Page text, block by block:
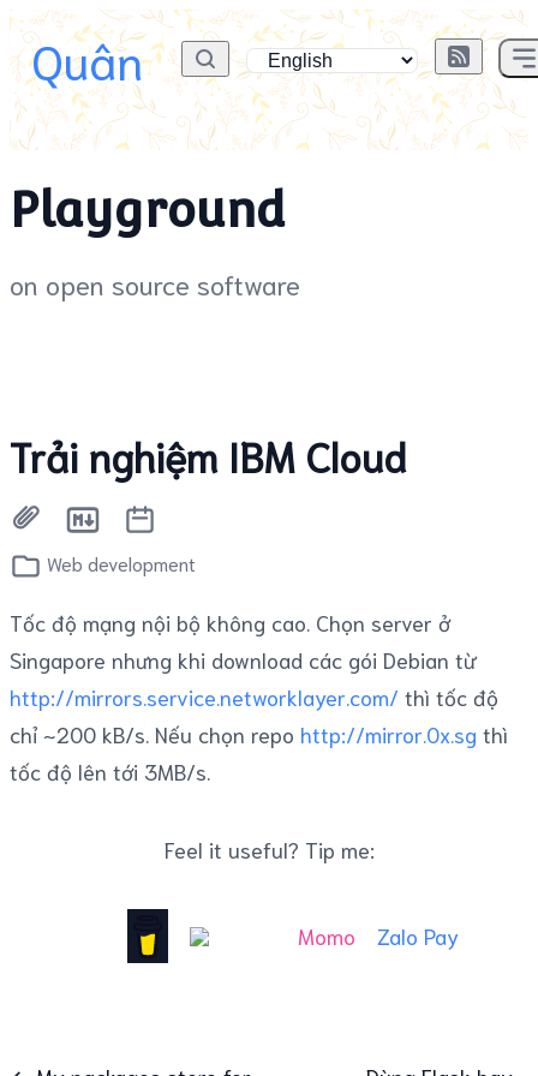
Quân
Playground
on open source software
Trải nghiệm IBM Cloud
Web development
Tốc độ mạng nội bộ không cao. Chọn server ở
Singapore nhưng khi download các gói Debian từ
http://mirrors.service.networklayer.com/ thì tốc độ
chỉ ~200 kB/s. Nếu chọn repo http://mirror.0x.sg thì
tốc độ lên tới 3MB/s.
Feel it useful? Tip me:
Momo Zalo Pay